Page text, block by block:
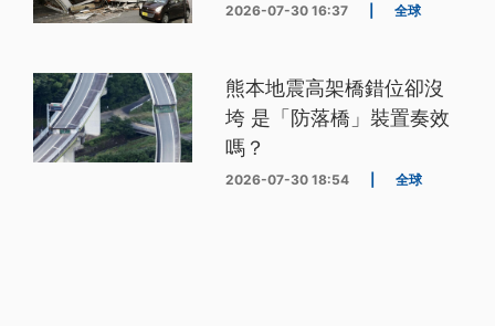
2026-07-30 16:37 全球
熊本地震高架橋錯位卻沒
垮 是「防落橋」裝置奏效
嗎？
2026-07-30 18:54 全球